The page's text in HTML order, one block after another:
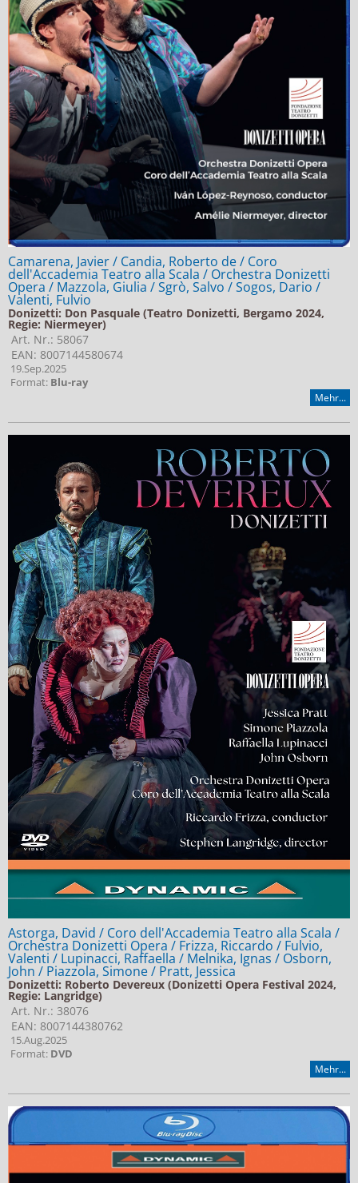
Camarena, Javier / Candia, Roberto de / Coro
dell'Accademia Teatro alla Scala / Orchestra Donizetti
Opera / Mazzola, Giulia / Sgrò, Salvo / Sogos, Dario /
Valenti, Fulvio
Donizetti: Don Pasquale (Teatro Donizetti, Bergamo 2024,
Regie: Niermeyer)
Art. Nr.: 58067
EAN: 8007144580674
19.Sep.2025
Format: Blu-ray
Mehr...
Astorga, David / Coro dell'Accademia Teatro alla Scala /
Orchestra Donizetti Opera / Frizza, Riccardo / Fulvio,
Valenti / Lupinacci, Raffaella / Melnika, Ignas / Osborn,
John / Piazzola, Simone / Pratt, Jessica
Donizetti: Roberto Devereux (Donizetti Opera Festival 2024,
Regie: Langridge)
Art. Nr.: 38076
EAN: 8007144380762
15.Aug.2025
Format: DVD
Mehr...